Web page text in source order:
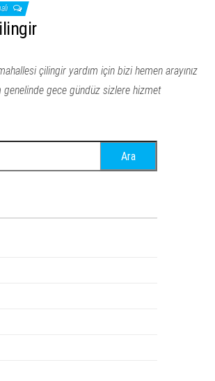
çilingir yardım için bizi hemen arayınız
gece gündüz sizlere hizmet